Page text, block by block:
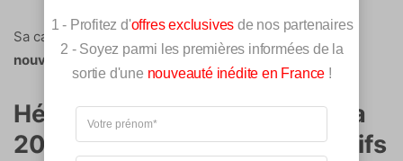
Sa capacité à bousculer les codes musicaux
nouvelles cibles
Héritage et style : du Met Gala
2025 aux futurs projets créatifs
1 - Profitez d'offres exclusives de nos partenaires
2 - Soyez parmi les premières informées de la
sortie d'une nouveauté inédite en France !